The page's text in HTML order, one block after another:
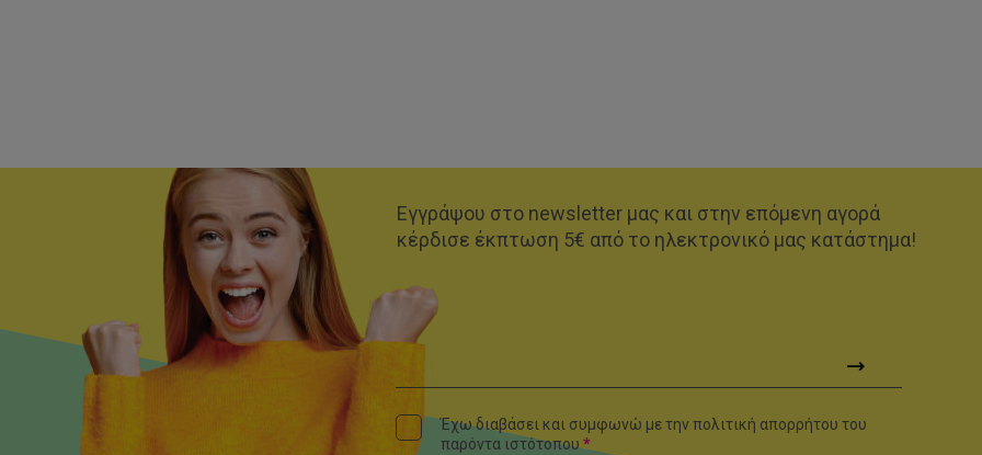
Εγγράψου στο newsletter μας και στην επόμενη αγορά
κέρδισε έκπτωση 5€ από το ηλεκτρονικό μας κατάστημα!
Έχω διαβάσει και συμφωνώ με την πολιτική απορρήτου του
παρόντα ιστότοπου*